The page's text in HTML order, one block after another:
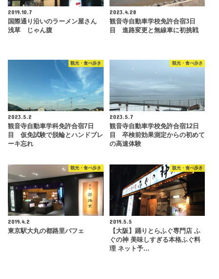
2019.10.7
国際通り沿いのラーメン屋さん
浅草 じゃん腹
2023.4.28
観音寺自動車学校免許合宿3日
目 進路変更と無線車に初挑戦
観光・食べ歩き
2023.5.2
観音寺自動車学科免許合宿7日
目 仮免試験で脱輪とハンドブレ
ーキ忘れ
観光・食べ歩き
2023.5.7
観音寺自動車学校免許合宿12日
目 卒検前効果測定からの初めて
の高速体験
観光・食べ歩き
2019.4.2
東京駅大丸の都路里パフェ
観光・食べ歩き
2019.5.5
【大阪】踊りとらふぐ専門店 ふ
ぐの神 美味しすぎる本格ふぐ料
理 ネット予…